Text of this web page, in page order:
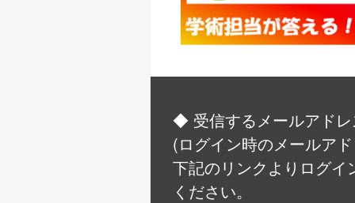
◆ 受信するメールアド
(ログイン時のメールア
下記のリンクよりログ
ください。